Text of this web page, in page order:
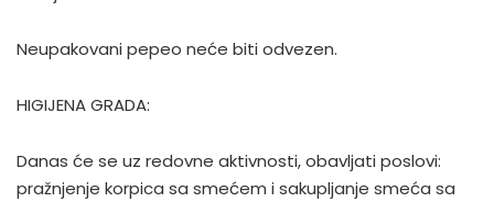
Neupakovani pepeo neće biti odvezen.
HIGIJENA GRADA:
Danas će se uz redovne aktivnosti, obavljati poslovi:
pražnjenje korpica sa smećem i sakupljanje smeća sa